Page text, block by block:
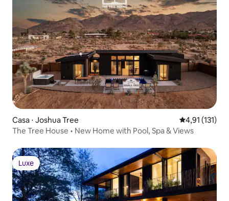
Casa ⋅ Joshua Tree 4,91 de uma
4,91 (131)
The Tree House • New Home with Pool, Spa & Views
Luxe
Luxe